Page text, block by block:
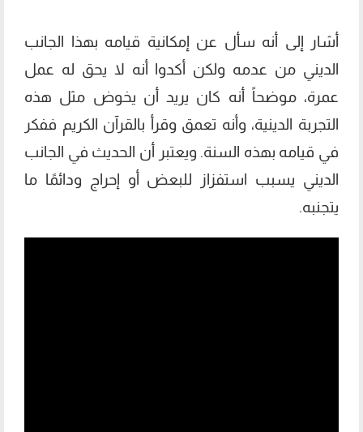
أشار إلى أنه سأل عن إمكانية قيامه بهذا الجانب
الديني من عدمه ولكن أكدوا أنه لا يحق له عمل
عمرة، موضحاً أنه كان يريد أن يخوض مثل هذه
التجربة الدينية، وأنه تعمق وقرأ بالقرآن الكريم ففكر
في قيامه بهذه السنة. ويعتبر أن الحديث في الجانب
الديني يسبب استفزاز للبعض أو إحراج ودائمًا ما
يتجنبه.